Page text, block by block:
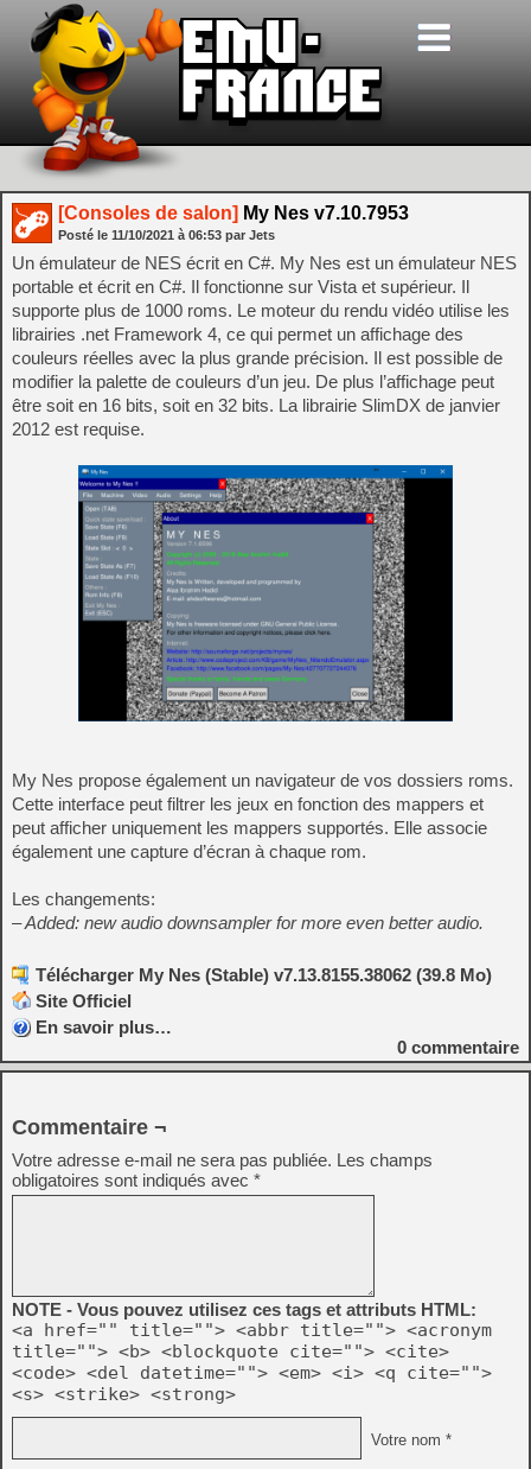
[Consoles de salon] My Nes v7.10.7953
Posté le 11/10/2021 à 06:53 par Jets
Un émulateur de NES écrit en C#. My Nes est un émulateur NES
portable et écrit en C#. Il fonctionne sur Vista et supérieur. Il
supporte plus de 1000 roms. Le moteur du rendu vidéo utilise les
librairies .net Framework 4, ce qui permet un affichage des
couleurs réelles avec la plus grande précision. Il est possible de
modifier la palette de couleurs d’un jeu. De plus l’affichage peut
être soit en 16 bits, soit en 32 bits. La librairie SlimDX de janvier
2012 est requise.
My Nes propose également un navigateur de vos dossiers roms.
Cette interface peut filtrer les jeux en fonction des mappers et
peut afficher uniquement les mappers supportés. Elle associe
également une capture d’écran à chaque rom.
Les changements:
– Added: new audio downsampler for more even better audio.
Télécharger My Nes (Stable) v7.13.8155.38062 (39.8 Mo)
Site Officiel
En savoir plus…
0 commentaire
Commentaire ¬
Votre adresse e-mail ne sera pas publiée. Les champs
obligatoires sont indiqués avec *
NOTE - Vous pouvez utilisez ces tags et attributs HTML:
<a href="" title=""> <abbr title=""> <acronym
title=""> <b> <blockquote cite=""> <cite>
<code> <del datetime=""> <em> <i> <q cite="">
<s> <strike> <strong>
Votre nom *